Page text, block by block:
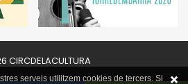
CIRCDELACULTURA
serveis utilitzem cookies de tercers. Si